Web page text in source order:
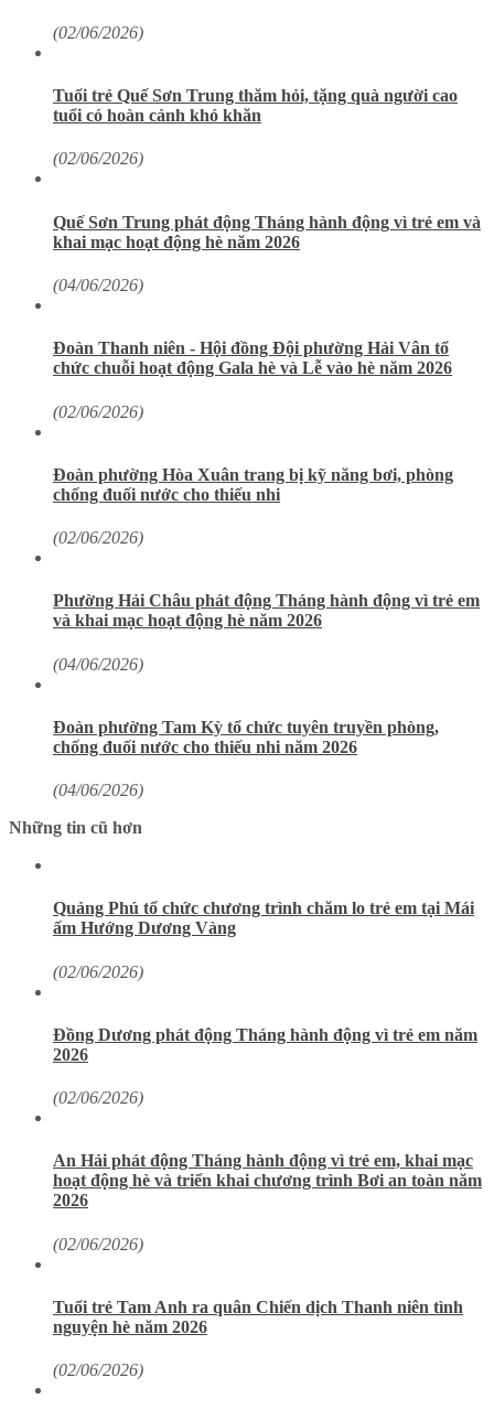
(02/06/2026)
Tuổi trẻ Quế Sơn Trung thăm hỏi, tặng quà người cao
tuổi có hoàn cảnh khó khăn
(02/06/2026)
Quế Sơn Trung phát động Tháng hành động vì trẻ em và
khai mạc hoạt động hè năm 2026
(04/06/2026)
Đoàn Thanh niên - Hội đồng Đội phường Hải Vân tổ
chức chuỗi hoạt động Gala hè và Lễ vào hè năm 2026
(02/06/2026)
Đoàn phường Hòa Xuân trang bị kỹ năng bơi, phòng
chống đuối nước cho thiếu nhi
(02/06/2026)
Phường Hải Châu phát động Tháng hành động vì trẻ em
và khai mạc hoạt động hè năm 2026
(04/06/2026)
Đoàn phường Tam Kỳ tổ chức tuyên truyền phòng,
chống đuối nước cho thiếu nhi năm 2026
(04/06/2026)
Những tin cũ hơn
Quảng Phú tổ chức chương trình chăm lo trẻ em tại Mái
ấm Hướng Dương Vàng
(02/06/2026)
Đồng Dương phát động Tháng hành động vì trẻ em năm
2026
(02/06/2026)
An Hải phát động Tháng hành động vì trẻ em, khai mạc
hoạt động hè và triển khai chương trình Bơi an toàn năm
2026
(02/06/2026)
Tuổi trẻ Tam Anh ra quân Chiến dịch Thanh niên tình
nguyện hè năm 2026
(02/06/2026)